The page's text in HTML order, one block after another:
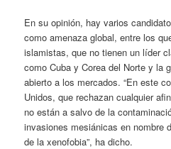
En su opinión, hay varios
como amenaza global, entre los
islamistas, que no tienen un líder
como Cuba y Corea del Norte y la
abierto a los mercados. “En este
Unidos, que rechazan cualquier
no están a salvo de la
invasiones mesiánicas en nombre
de la xenofobia”, ha dicho.